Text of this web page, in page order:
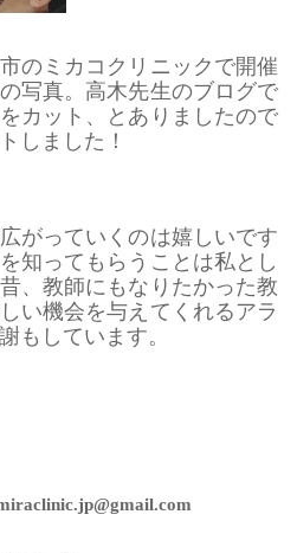
のミカコクリニックで開催
写真。高木先生のブログで
カット、とありましたので
しました！
がっていくのは嬉しいです
知ってもらうことは私とし
、教師にもなりたかった教
い機会を与えてくれるアラ
もしています。